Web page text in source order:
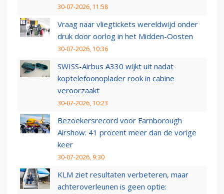
30-07-2026, 11:58
Vraag naar vliegtickets wereldwijd onder
druk door oorlog in het Midden-Oosten
30-07-2026, 10:36
SWISS-Airbus A330 wijkt uit nadat
koptelefoonoplader rook in cabine
veroorzaakt
30-07-2026, 10:23
Bezoekersrecord voor Farnborough
Airshow: 41 procent meer dan de vorige
keer
30-07-2026, 9:30
KLM ziet resultaten verbeteren, maar
achteroverleunen is geen optie: